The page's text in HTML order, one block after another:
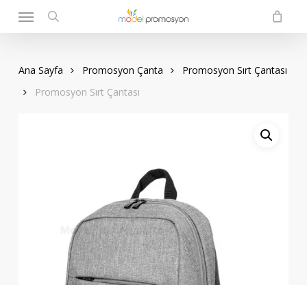
search
Menu
Ana Sayfa Promosyon Çanta
Promosyon Sırt Çantası
Promosyon Sırt Çantası